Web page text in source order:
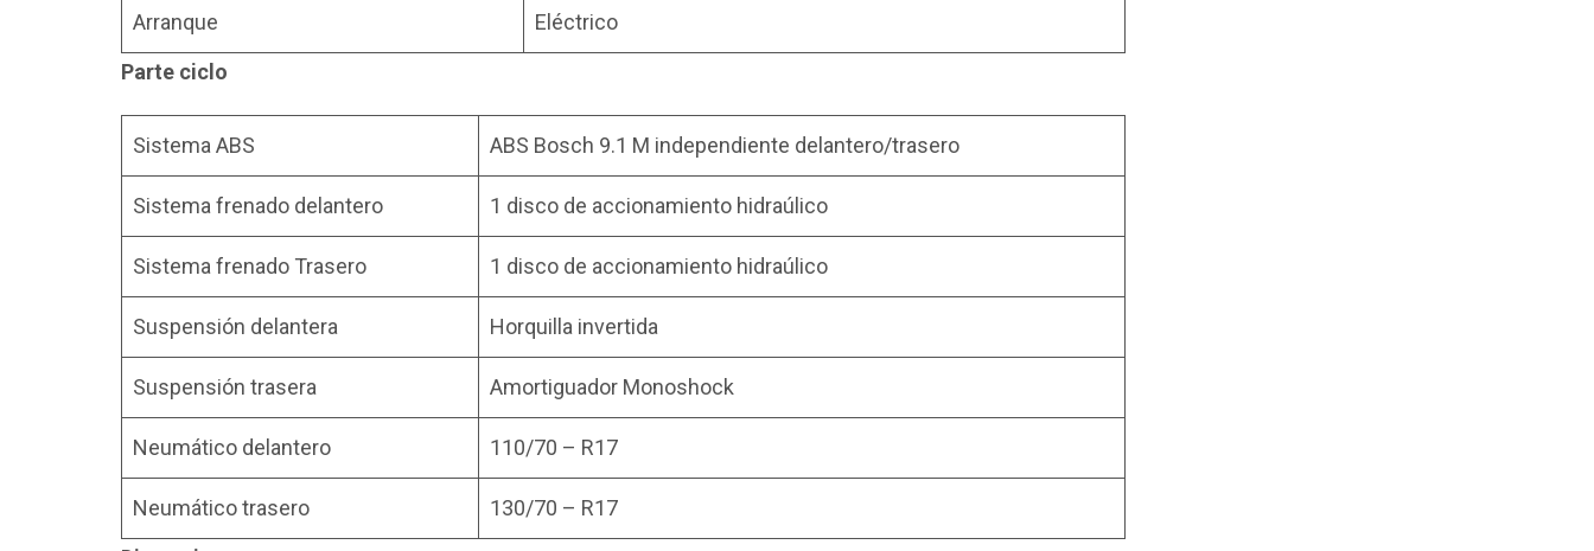
Arranque
Eléctrico
Parte ciclo
Sistema ABS ABS Bosch 9.1 M independiente delantero/trasero
Sistema frenado delantero 1 disco de accionamiento hidraúlico
Sistema frenado Trasero 1 disco de accionamiento hidraúlico
Suspensión delantera Horquilla invertida
Suspensión trasera Amortiguador Monoshock
Neumático delantero 110/70 – R17
Neumático trasero
130/70 – R17